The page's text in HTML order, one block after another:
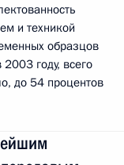
и техникой
образцов
году, всего
до 54 процентов